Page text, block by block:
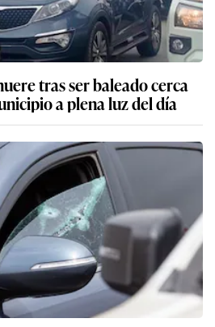
tras ser baleado cerca
a plena luz del día